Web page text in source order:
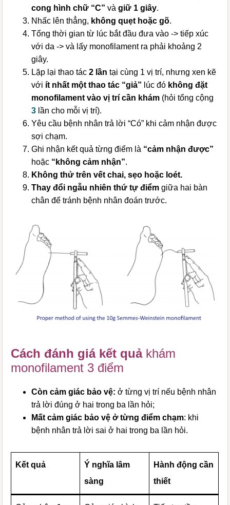
cong hình chữ “C” vàgiữ 1 giây.
Nhấc lên thẳng, không quẹt hoặc gõ.
Tổng thời gian từ lúc bắt đầu đưa vào -> tiếp xúc
với da -> và lấy monofilament ra phải khoảng 2
giây.
Lặp lại thao tác2 lần tại cùng 1 vị trí, nhưng xen kẽ
với ít nhất một thao tác “giả” lúc đó không đặt
monofilament vào vị trí cần khám (hỏi tổng cộng
3 lần cho mỗi vị trí).
Yêu cầu bệnh nhân trả lời “Có” khi cảm nhận được
sợi chạm.
Ghi nhận kết quả từng điểm là “cảm nhận được”
hoặc “không cảm nhận”.
Không thử trên vết chai, sẹo hoặc loét.
Thay đổi ngẫu nhiên thứ tự điểm giữa hai bàn
chân để tránh bệnh nhân đoán trước.
Cách đánh giá kết quảkhám
monofilament 3 điểm
Còn cảm giác bảo vệ: ở từng vị trí nếu bệnh nhân
trả lời đúng ở hai trong ba lần hỏi;
Mất cảm giác bảo vệ ở từng điểm chạm: khi
bệnh nhân trả lời sai ở hai trong ba lần hỏi.
Kết quả
Ý nghĩa lâm
sàng
Hành động cần
thiết